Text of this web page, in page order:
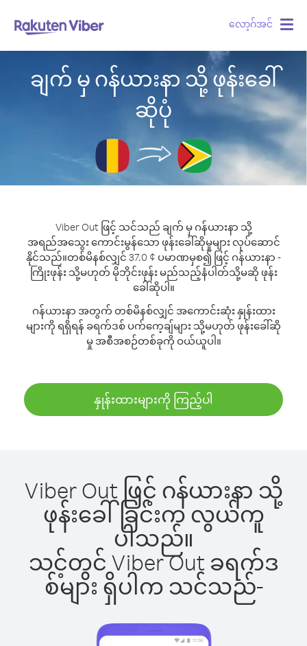
လော့ဂ်အင်
ချက် မှ ဂန်ယားနာ သို့ ဖုန်းခေါ်
ဆိုပုံ
Viber Out ဖြင့် သင်သည် ချက် မှ ဂန်ယားနာ သို့
အရည်အသွေး ကောင်းမွန်သော ဖုန်းခေါ်ဆိုမှုများ လုပ်ဆောင်
နိုင်သည်။တစ်မိနစ်လျှင် 37.0 ¢ ပမာဏမှစ၍ ဖြင့် ဂန်ယားနာ -
ကြိုးဖုန်း သို့မဟုတ် မိုဘိုင်းဖုန်း မည်သည့်နံပါတ်သို့မဆို ဖုန်း
ခေါ်ဆိုပါ။
ဂန်ယားနာ အတွက် တစ်မိနစ်လျှင် အကောင်းဆုံး နှုန်းထား
များကို ရရှိရန် ခရက်ဒစ် ပက်ကေ့ချ်များ သို့မဟုတ် ဖုန်းခေါ်ဆို
မှု အစီအစဉ်တစ်ခုကို ဝယ်ယူပါ။
နှုန်းထားများကို ကြည့်ပါ
Viber Out ဖြင့် ဂန်ယားနာ သို့
ဖုန်းခေါ်ခြင်းက လွယ်ကူ
ပါသည်။
သင့်တွင် Viber Out ခရက်ဒ
စ်များ ရှိပါက သင်သည်-